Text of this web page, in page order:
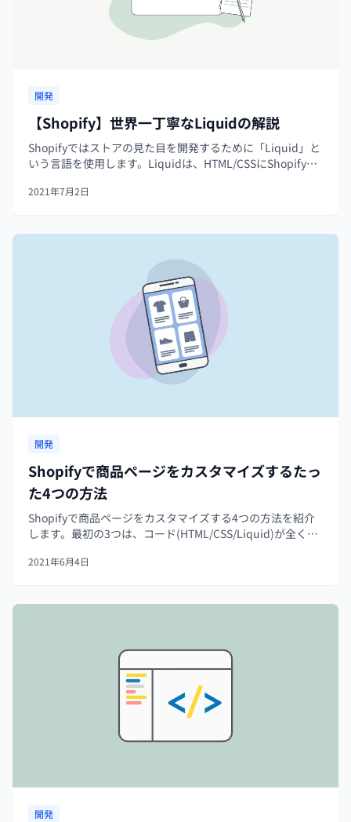
開発
【Shopify】世界一丁寧なLiquidの解説
Shopifyではストアの見た目を開発するために「Liquid」と
いう言語を使用します。Liquidは、HTML/CSSにShopify特
せんが、Liquidでは、 {{ }}で囲まれ
2021年7月2日
開発
Shopifyで商品ページをカスタマイズするたっ
た4つの方法
Shopifyで商品ページをカスタマイズする4つの方法を紹介
します。最初の3つは、コード(HTML/CSS/Liquid)が全く読
2021年6月4日
開発